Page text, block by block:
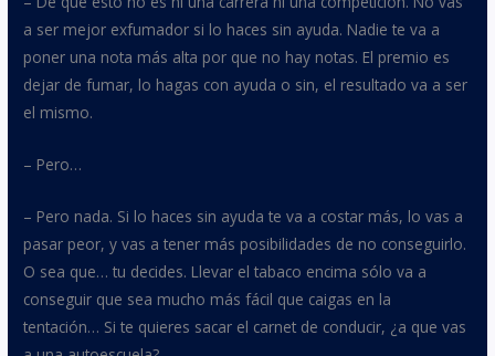
a ser mejor exfumador si lo haces sin ayuda. Nadie te va a
poner una nota más alta por que no hay notas. El premio es
dejar de fumar, lo hagas con ayuda o sin, el resultado va a ser
el mismo.
– Pero…
– Pero nada. Si lo haces sin ayuda te va a costar más, lo vas a
pasar peor, y vas a tener más posibilidades de no conseguirlo.
O sea que… tu decides. Llevar el tabaco encima sólo va a
conseguir que sea mucho más fácil que caigas en la
tentación… Si te quieres sacar el carnet de conducir, ¿a que vas